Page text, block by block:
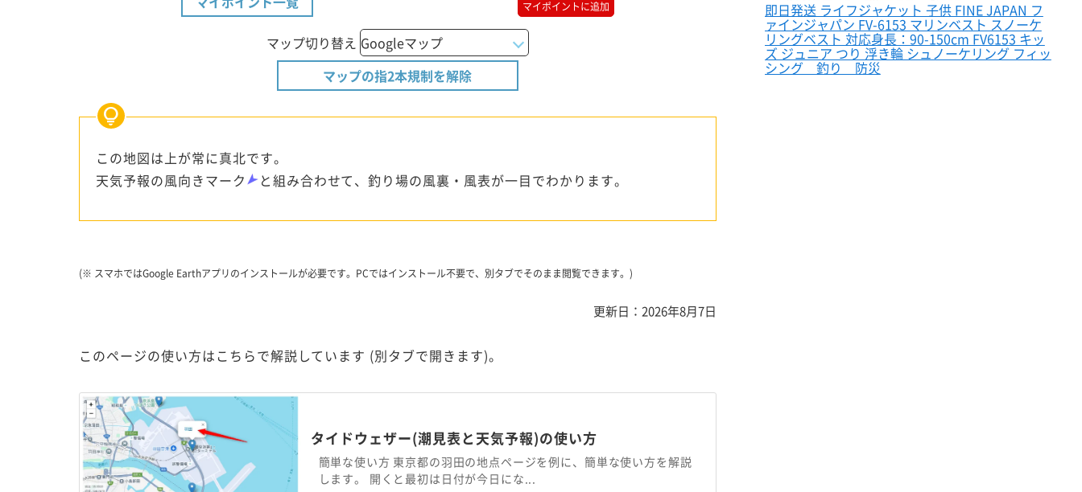
マイポイントに追加
マップ切り替え
マップの指2本規制を解除
この地図は上が常に真北です。
天気予報の風向きマーク
と組み合わせて、釣り場の風裏・風表が一目でわかります。
(※ スマホではGoogle Earthアプリのインストールが必要です。PCではインストール不要で、別タブでそのまま閲覧できます。)
更新日：2026年8月7日
このページの使い方はこちらで解説しています (別タブで開きます)。
タイドウェザー(潮見表と天気予報)の使い方
簡単な使い方 東京都の羽田の地点ページを例に、簡単な使い方を解説
します。 開くと最初は日付が今日にな...
即日発送 ライフジャケット 子供 FINE JAPAN フ
ァインジャパン FV-6153 マリンベスト スノーケ
リングベスト 対応身長：90-150cm FV6153 キッ
ズ ジュニア つり 浮き輪 シュノーケリング フィッ
シング 釣り 防災